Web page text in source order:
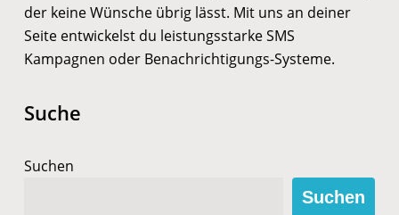
der keine Wünsche übrig lässt. Mit uns an deiner
Seite entwickelst du leistungsstarke SMS
Kampagnen oder Benachrichtigungs-Systeme.
Suche
Suchen
Suchen